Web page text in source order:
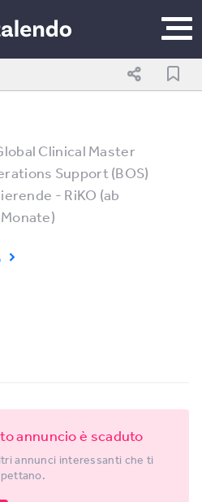
Clinical Master
Support (BOS)
- RiKO (ab
annuncio è scaduto
annunci interessanti che ti